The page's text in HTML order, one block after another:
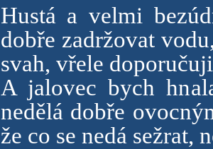
Hustá a velmi
dobře zadržovat
svah, vřele
A jalovec bych
nedělá dobře
že co se nedá sežrat,